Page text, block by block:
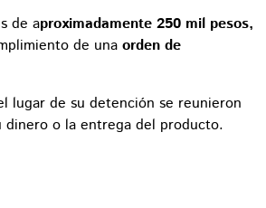
de aproximadamente 250 mil pesos,
de una orden de
lugar de su detención se reunieron
dinero o la entrega del producto.